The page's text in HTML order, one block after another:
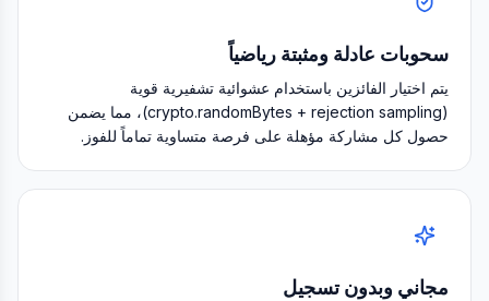
سحوبات عادلة ومثبتة رياضياً
يتم اختيار الفائزين باستخدام عشوائية تشفيرية قوية
(crypto.randomBytes + rejection sampling)، مما يضمن
حصول كل مشاركة مؤهلة على فرصة متساوية تماماً للفوز.
مجاني وبدون تسجيل